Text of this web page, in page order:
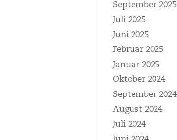
September 2025
Juli 2025
Juni 2025
Februar 2025
Januar 2025
Oktober 2024
September 2024
August 2024
Juli 2024